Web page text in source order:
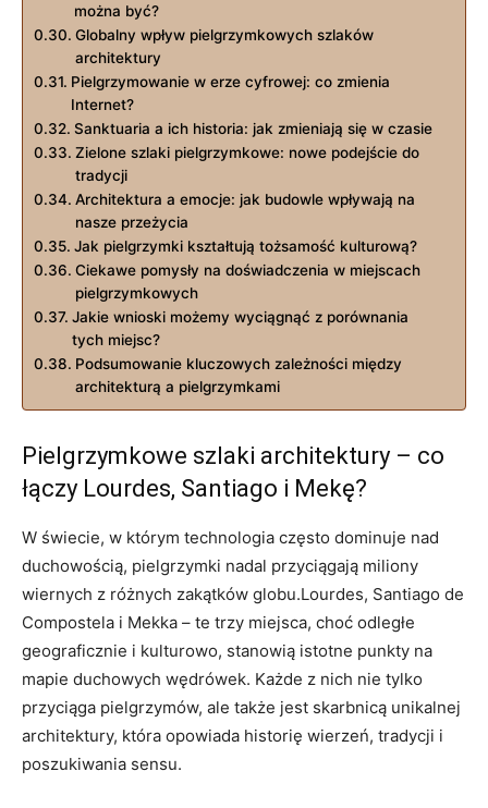
można być?
Globalny wpływ pielgrzymkowych szlaków
architektury
Pielgrzymowanie w erze cyfrowej: co zmienia
Internet?
Sanktuaria a ich historia: jak zmieniają się w czasie
Zielone szlaki pielgrzymkowe: nowe podejście do
tradycji
Architektura a emocje: jak budowle wpływają na
nasze przeżycia
Jak pielgrzymki kształtują tożsamość kulturową?
Ciekawe pomysły na doświadczenia w miejscach
pielgrzymkowych
Jakie wnioski możemy wyciągnąć z porównania
tych miejsc?
Podsumowanie kluczowych zależności między
architekturą a pielgrzymkami
Pielgrzymkowe szlaki architektury – co
łączy Lourdes, Santiago i Mekę?
W świecie, w którym technologia często dominuje nad
duchowością, pielgrzymki nadal przyciągają miliony
wiernych z różnych zakątków globu.Lourdes, Santiago de
Compostela i Mekka – te trzy miejsca, choć odległe
geograficznie i kulturowo, stanowią istotne punkty na
mapie duchowych wędrówek. Każde z nich nie tylko
przyciąga pielgrzymów, ale także jest skarbnicą unikalnej
architektury, która opowiada historię wierzeń, tradycji i
poszukiwania sensu.